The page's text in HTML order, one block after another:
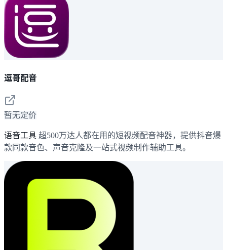
逗哥配音
暂无定价
语音工具 超500万达人都在用的短视频配音神器，提供抖音爆
款同款音色、声音克隆及一站式视频制作辅助工具。